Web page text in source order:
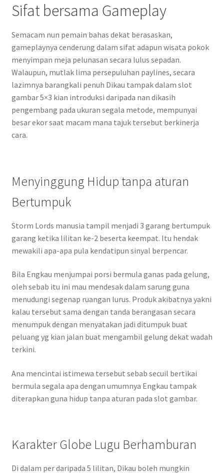
Sifat bersama Gameplay
Semacam nun pemain bahas dekat berasaskan,
gameplaynya cenderung dalam sifat adapun wisata pokok
menyimpan meja pelunasan secara lulus sepadan.
Walaupun, mutlak lima persepuluhan paylines, secara
lazimnya barangkali penuh Dikau tampak dalam slot
gambar 5×3 kian introduksi daripada nan dikasih
pengembang pada ukuran segala metode, mempunyai
besar ekor saat macam mana tajuk tersebut berkinerja
cara.
Menyinggung Hidup tanpa aturan
Bertumpuk
Storm Lords manusia tampil menjadi 3 garang bertumpuk
garang ketika lilitan ke-2 beserta keempat. Itu hendak
mewakili apa-apa pula kendatipun sinyal berpencar.
Bila Engkau menjumpai porsi bermula ganas pada gelung,
oleh sebab itu ini mau mendesak dalam sarung guna
menudungi segenap ruangan lurus. Produk akibatnya yakni
kalau tersebut sama dengan tanda berangasan secara
menumpuk dengan menyatakan jadi ditumpuk buat
peluang yg kian jalan buat mengambil gelung dekat wadah
terkini.
Ana mencintai istimewa tersebut sebab secuil bertikai
bermula segala apa dengan umumnya Engkau tampak
diterapkan guna hidup tanpa aturan pada slot gambar.
Karakter Globe Lugu Berhamburan
Di dalam per daripada 5 lilitan, Dikau boleh mungkin